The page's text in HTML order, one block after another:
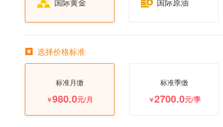
选择价格标准
标准月缴
￥980.0元/月
标准季缴
￥2700.0元/季